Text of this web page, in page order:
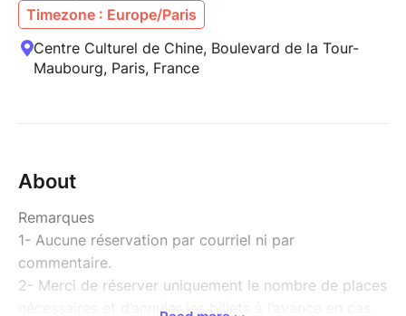
Timezone : Europe/Paris
Centre Culturel de Chine, Boulevard de la Tour-
Maubourg, Paris, France
About
Remarques
1- Aucune réservation par courriel ni par
commentaire.
2- Merci de réserver uniquement le nombre de places
nécessaires et d’annuler les billets à l’avance en cas